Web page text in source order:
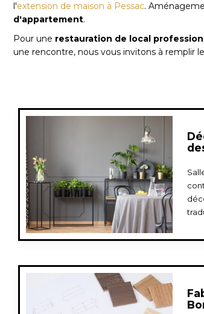
l'extension de maison à Pessac.
d'appartement.
Pour une restauration de local
une rencontre, nous vous invitons à remplir le